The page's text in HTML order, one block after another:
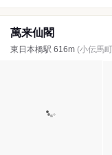
萬来仙閣
東日本橋駅 616m (小伝馬